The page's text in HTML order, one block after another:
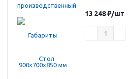
13 248₽/шт